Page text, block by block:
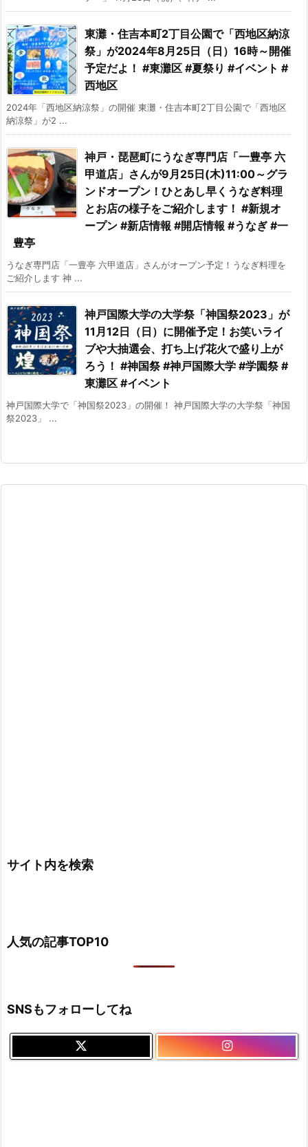
東灘・住吉本町2丁目公園で「西地区納涼
祭」が2024年8月25日（日）16時～開催
予定だよ！ #東灘区 #夏祭り #イベント #
西地区
2024年「西地区納涼祭」の開催 東灘・住吉本町2丁目公園で「西地区
納涼祭」が2 ...
神戸・琵琶町にうなぎ専門店「一豊亭 六
甲道店」さんが9月25日(木)11:00～グラ
ンドオープン！ひとあし早くうなぎ料理
とお店の様子をご紹介します！ #新規オ
ープン #新店情報 #開店情報 #うなぎ #一
豊亭
うなぎ専門店「一豊亭 六甲道店」さんがオープン予定！うなぎ料理を
ご紹介します 神 ...
神戸国際大学の大学祭「神国祭2023」が
11月12日（日）に開催予定！お笑いライ
ブや大抽選会、打ち上げ花火で盛り上が
ろう！ #神国祭 #神戸国際大学 #学園祭 #
東灘区 #イベント
神戸国際大学で「神国祭2023」の開催！ 神戸国際大学の大学祭「神国
祭2023」 ...
サイト内を検索
人気の記事TOP10
SNSもフォローしてね